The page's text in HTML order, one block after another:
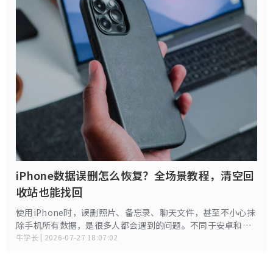
iPhone数据误删怎么恢复？全场景教程，清空回
收站也能找回
使用iPhone时，误删照片、备忘录、聊天文件，甚至不小心抹
除手机所有数据，是很多人都会遇到的问题。不同于安卓和
Windows设备，iOS系统封闭性极强，无备份无法破解恢复，
牛学长 | 2026-07-27 18:07:02